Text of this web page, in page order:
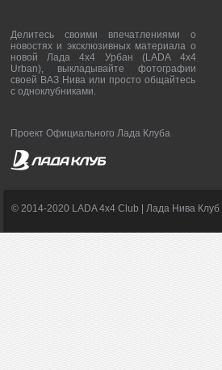
Делитесь своими впечатлениями о
новостях и эксклюзивных материала о
новой Лада 4х4 Урбан (LADA 4x4
Urban), выкладывайте фотографии
своей ВАЗ Нива или просто общайтесь
с одноклубниками.
Проект Официального Лада Клуба
© 2014-2020 LADA 4x4 Club | Лада Нива Клуб |